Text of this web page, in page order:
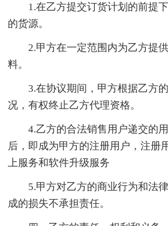
1.在乙方提交订货计划的前提
的货源。
2.甲方在一定范围内为乙方提
料。
3.在协议期间，甲方根据乙方
况，有权终止乙方代理资格。
4.乙方的合法销售用户递交的
后，即成为甲方的注册用户，注册
上服务和软件升级服务
5.甲方对乙方的商业行为和法
成的损失不承担责任。